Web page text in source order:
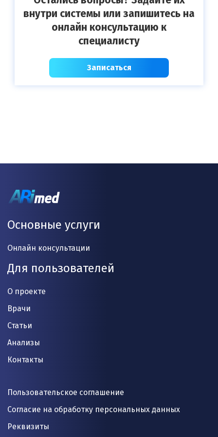
внутри системы или запишитесь на
онлайн консультацию к
специалисту
Записаться
Основные услуги
Онлайн консультации
Для пользователей
О проекте
Врачи
Статьи
Анализы
Контакты
Пользовательское соглашение
Согласие на обработку персональных данных
Реквизиты